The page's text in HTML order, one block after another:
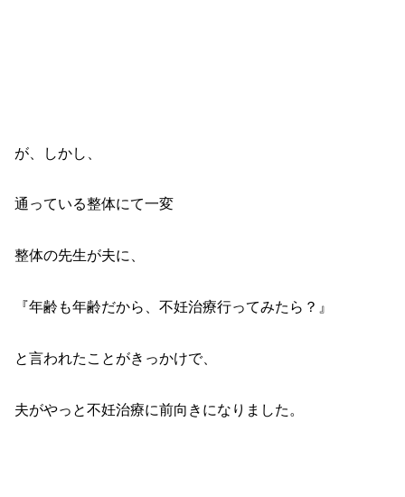
が、しかし、
通っている整体にて一変
整体の先生が夫に、
『年齢も年齢だから、不妊治療行ってみたら？』
と言われたことがきっかけで、
夫がやっと不妊治療に前向きになりました。